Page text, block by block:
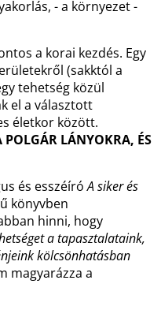
- a környezet -
a korai kezdés. Egy
(sakktól a
tehetség közül
el a választott
életkor között.
POLGÁR LÁNYOKRA, ÉS
és esszéíróA siker és
könyvben
hinni, hogy
a tapasztalataink,
kölcsönhatásban
magyarázza a